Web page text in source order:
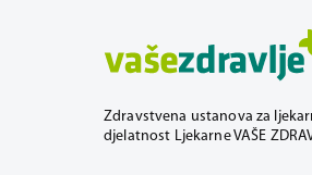
Zdravstvena ustanova za
djelatnost Ljekarne VAŠE